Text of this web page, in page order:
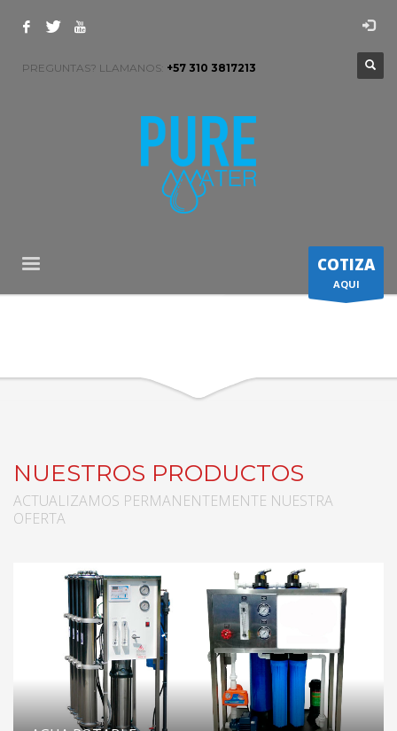
PREGUNTAS? LLAMANOS: +57 310 3817213
COTIZA
AQUI
NUESTROS PRODUCTOS
ACTUALIZAMOS PERMANENTEMENTE NUESTRA
OFERTA